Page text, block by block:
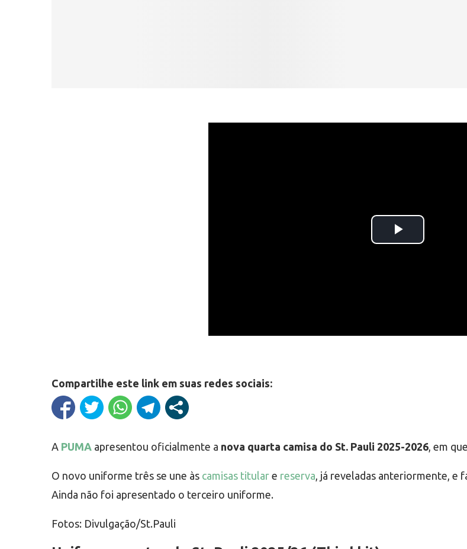
Compartilhe este link em suas redes sociais:
A PUMA apresentou oficialmente a nova quarta camisa do St. Pauli 2025-2026, em
O novo uniforme três se une às camisas titular e reserva, já reveladas anteriormente, e
Ainda não foi apresentado o terceiro uniforme.
Fotos: Divulgação/St.Pauli